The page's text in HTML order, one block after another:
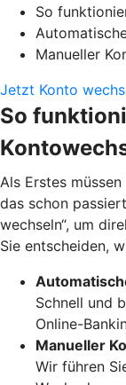
So
Manueller
Jetzt Konto
So
Als Erstes
das schon
wechseln“, um
Sie entscheiden,
Schnell und
Online-
Manueller
Wir führen